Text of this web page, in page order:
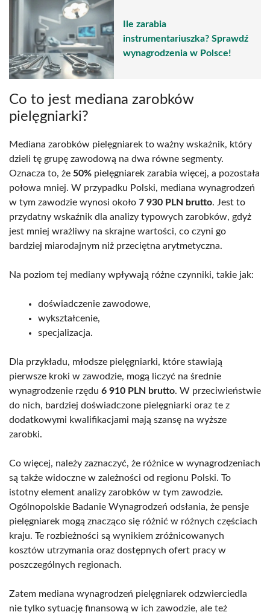
Ile zarabia
instrumentariuszka? Sprawdź
wynagrodzenia w Polsce!
Co to jest mediana zarobków
pielęgniarki?
Mediana zarobków pielęgniarek to ważny wskaźnik, który
dzieli tę grupę zawodową na dwa równe segmenty.
Oznacza to, że 50% pielęgniarek zarabia więcej, a pozostała
połowa mniej. W przypadku Polski, mediana wynagrodzeń
w tym zawodzie wynosi około 7 930 PLN brutto. Jest to
przydatny wskaźnik dla analizy typowych zarobków, gdyż
jest mniej wrażliwy na skrajne wartości, co czyni go
bardziej miarodajnym niż przeciętna arytmetyczna.
Na poziom tej mediany wpływają różne czynniki, takie jak:
doświadczenie zawodowe,
wykształcenie,
specjalizacja.
Dla przykładu, młodsze pielęgniarki, które stawiają
pierwsze kroki w zawodzie, mogą liczyć na średnie
wynagrodzenie rzędu 6 910 PLN brutto. W przeciwieństwie
do nich, bardziej doświadczone pielęgniarki oraz te z
dodatkowymi kwalifikacjami mają szansę na wyższe
zarobki.
Co więcej, należy zaznaczyć, że różnice w wynagrodzeniach
są także widoczne w zależności od regionu Polski. To
istotny element analizy zarobków w tym zawodzie.
Ogólnopolskie Badanie Wynagrodzeń odsłania, że pensje
pielęgniarek mogą znacząco się różnić w różnych częściach
kraju. Te rozbieżności są wynikiem zróżnicowanych
kosztów utrzymania oraz dostępnych ofert pracy w
poszczególnych regionach.
Zatem mediana wynagrodzeń pielęgniarek odzwierciedla
nie tylko sytuację finansową w ich zawodzie, ale też